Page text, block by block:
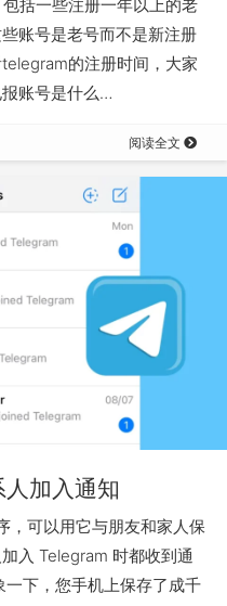
括一些注册一年以上的老
账号是老号而不是新注册
的注册时间，大家
账号是什么…
阅读全文
加入通知
，可以用它与朋友和家人保
入 Telegram 时都收到通
下，您手机上保存了成千